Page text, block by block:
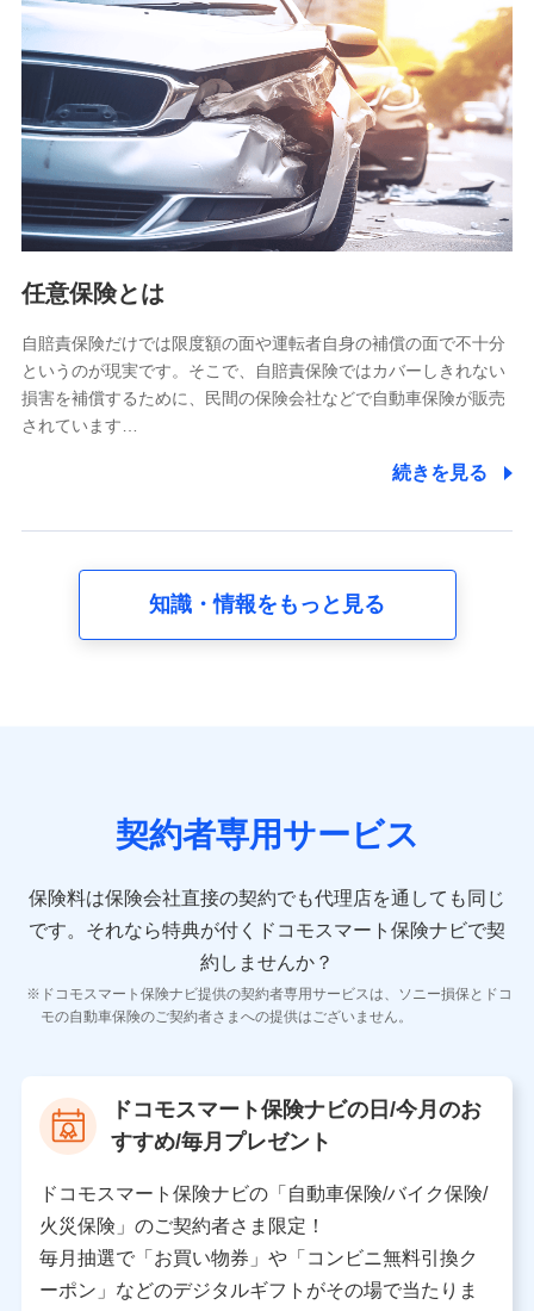
【共同して利用される利用データの項目】
当社又は株式会社NTTドコモがサービス提供等を通じて取得
した、以下の情報などの個人データ
基本情報
氏名、電話番号、メールアドレス、お客さまの識別子、
属性、連絡先、dポイントサービスのご利用に関する情
報。例として、dポイントカード番号、性別、年齢、家族
構成、住所、dポイント残高、dポイント利用履歴などが
含まれます。
当社又は株式会社NTTドコモが提供する各種サービスな
又は株式会社NTTドコモが提供する各種サービスのご契
約状態・ご利用履歴インターネット利用時の行動に関す
る情報、アプリケーション利用時の行動に関する情報、
購入されたサービスや商品の名称・購入場所・決済に関
する情報、アンケートの回答に関する情報などが含まれ
の内容、保険料、保険料のお支払方法、車のメーカーや
走行距離などの情報、建物の構造や築年数などの情報、
険契約に関する情報。例として、保険契約者及び被保険
者の氏名、住所、生年月日、性別、保険契約者と被保険
報、建物の構造や築年数などの情報、ペットの種類や年
齢などの情報などが含まれます。
【共同して利用する者の範囲】
当社
当社又は株式会社NTTドコモが提供する保険関連サービ
スにおけるユーザ登録受付および管理のため
を受けている保険会社・提携会社の保険その他に関する
情報を提供するため、また維持管理等の委託業務遂行の
ため、またそれらに付帯、関連する当社、株式会社NTT
ドコモおよび提携会社のサービスを案内、提供するため
（各サービスで取得したサービス利用履歴、ウェブサイ
トの閲覧履歴、購買履歴、ご契約内容等のパーソナルデ
任意保険とは
自賠責保険だけでは限度額の面や運転者自身の補償の面で不十分
というのが現実です。そこで、自賠責保険ではカバーしきれない
損害を補償するために、民間の保険会社などで自動車保険が販売
されています…
続きを見る
知識・情報をもっと見る
契約者専用サービス
保険料は保険会社直接の契約でも代理店を通しても同じ
です。 それなら特典が付くドコモスマート保険ナビで契
約しませんか？
ドコモスマート保険ナビ提供の契約者専用サービスは、ソニー損保とドコ
モの自動車保険のご契約者さまへの提供はございません。
ドコモスマート保険ナビの日/今月のお
すすめ/毎月プレゼント
ドコモスマート保険ナビの「自動車保険/バイク保険/
火災保険」のご契約者さま限定！
毎月抽選で「お買い物券」や「コンビニ無料引換ク
ーポン」などのデジタルギフトがその場で当たりま